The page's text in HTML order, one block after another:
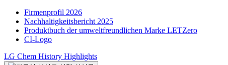
Firmenprofil 2026
Nachhaltigkeitsbericht 2025
Produktbuch der umweltfreundlichen Marke LETZero
CI-Logo
LG Chem History Highlights